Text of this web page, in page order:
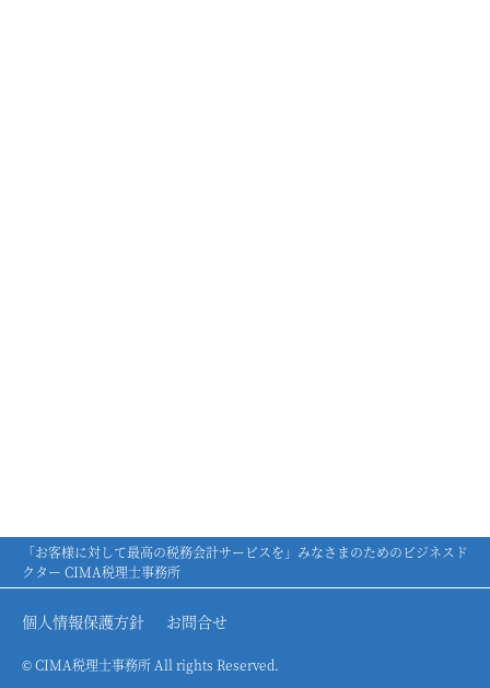
「お客様に対して最高の税務会計サービスを」みなさまのためのビジネスド
クター CIMA税理士事務所
個人情報保護方針 お問合せ
© CIMA税理士事務所 All rights Reserved.